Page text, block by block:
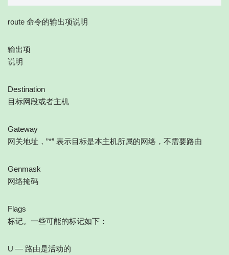
route 命令的输出项说明
输出项
说明
Destination
目标网段或者主机
Gateway
网关地址，”*” 表示目标是本主机所属的网络，不需要路由
Genmask
网络掩码
Flags
标记。一些可能的标记如下：
U — 路由是活动的